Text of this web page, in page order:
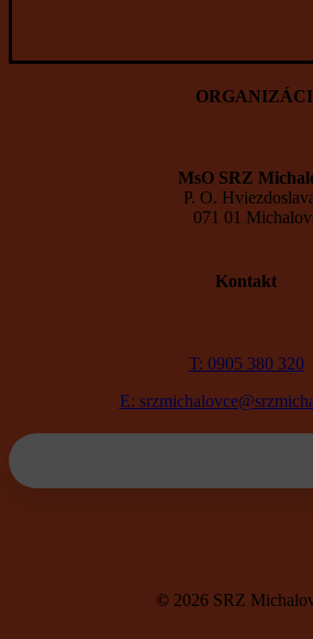
MsO SRZ
P. O.
071 01
Kontakt
T: 0905 380 320
E:
© 2026 SRZ